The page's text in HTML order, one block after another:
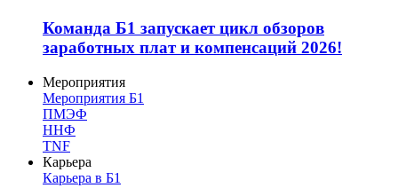
Команда Б1 запускает цикл обзоров
заработных плат и компенсаций 2026!
Мероприятия
Мероприятия Б1
ПМЭФ
ННФ
TNF
Карьера
Карьера в Б1